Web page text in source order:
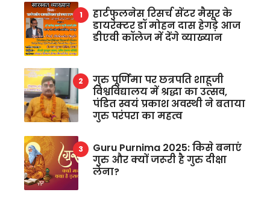
हार्टफुलनेस रिसर्च सेंटर मैसूर के
डायरेक्टर डॉ मोहन दास हेगड़े आज
डीएवी कॉलेज में देंगे व्याख्यान
गुरु पूर्णिमा पर छत्रपति शाहूजी
विश्वविद्यालय में श्रद्धा का उत्सव,
पंडित स्वयं प्रकाश अवस्थी ने बताया
गुरु परंपरा का महत्व
Guru Purnima 2025: किसे बनाएं
गुरु और क्यों जरूरी है गुरु दीक्षा
लेना?